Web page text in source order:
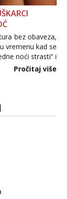
bez obaveza,
vremenu kad se
noći strasti“ i
žene, a što
Pročitaj više